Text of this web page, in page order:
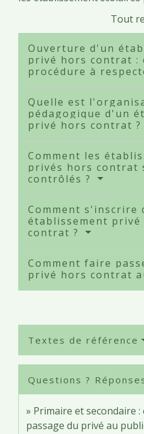
Tout
Ouverture d'un
privé hors contrat :
procédure à
Quelle est
pédagogique d'un
privé hors contrat ?
Comment les
privés hors contrat
contrôlés ?
Comment s'inscrire
établissement privé
contrat ?
Comment faire
privé hors contrat
Textes de référence
Questions ?
Primaire et secondaire
passage du privé au